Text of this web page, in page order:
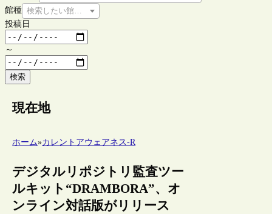
館種 検索したい館種を選択してください
投稿日
～
検索
現在地
ホーム»カレントアウェアネス-R
デジタルリポジトリ監査ツー
ルキット“DRAMBORA”、オ
ンライン対話版がリリース